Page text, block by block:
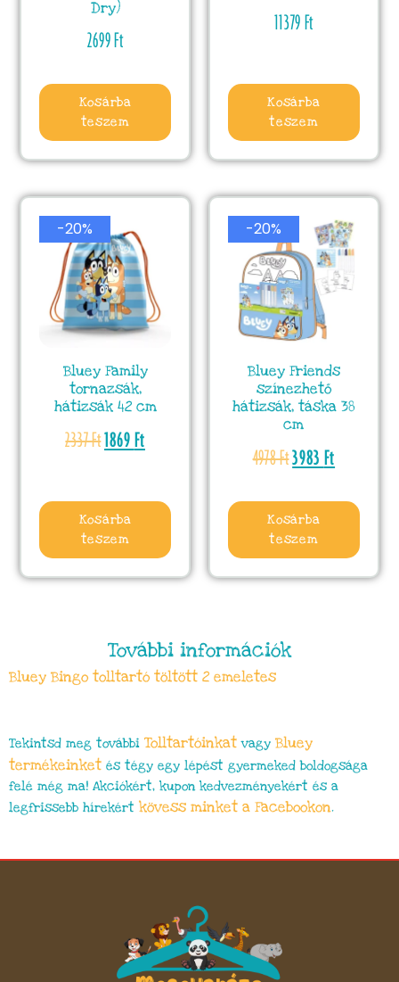
Dry)
2699Ft
Kosárba
teszem
11379Ft
Kosárba
teszem
-20%
Bluey Family
tornazsák,
hátizsák 42 cm
2337Ft1869Ft
Kosárba
teszem
-20%
Bluey Friends
színezhető
hátizsák, táska 38
cm
4978Ft3983 Ft
Kosárba
teszem
További információk
Bluey Bingo tolltartó töltött 2 emeletes
Tekintsd meg további Tolltartóinkat vagy Bluey
termékeinket és tégy egy lépést gyermeked boldogsága
felé még ma! Akciókért, kupon kedvezményekért és a
legfrissebb hírekért kövess minket a Facebookon.